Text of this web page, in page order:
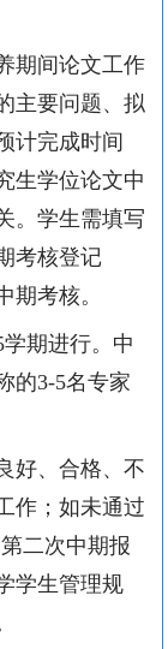
间论文工作
主要问题、拟
计完成时间
生学位论文中
。学生需填写
考核登记
期考核。
期进行。中
的3-5名专家
、合格、不
作；如未通过
二次中期报
学生管理规